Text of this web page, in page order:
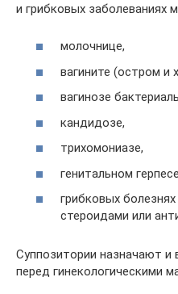
и грибковых заболеваниях
молочнице,
вагините (остром и
вагинозе
кандидозе,
трихомониазе,
генитальном
грибковых
стероидами или
Суппозитории назначают и
перед гинекологическими